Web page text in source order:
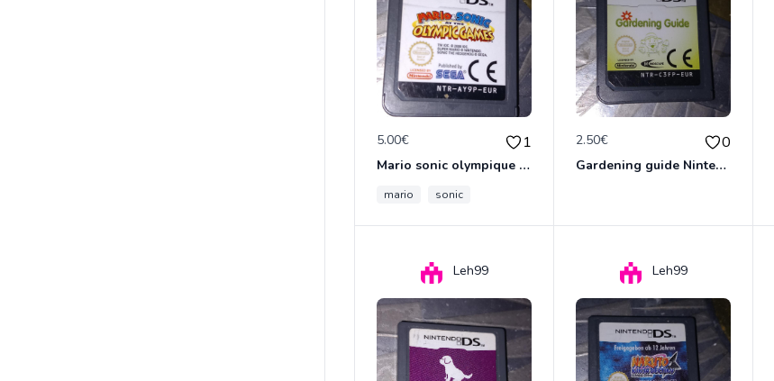
5.00€ 1
Mario sonic olympique games Nintendo ds
mario sonic
2.50€ 0
Gardening guide Nintendo ds
Leh99 Leh99